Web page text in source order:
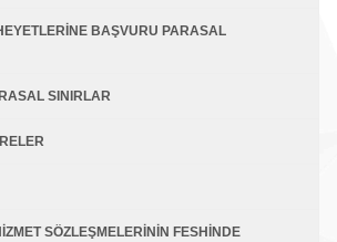
BAŞVURU PARASAL
SINIRLAR
SÖZLEŞMELERİNİN FESHİNDE